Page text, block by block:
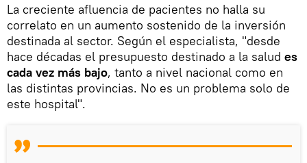
La creciente afluencia de pacientes no halla su
correlato en un aumento sostenido de la inversión
destinada al sector. Según el especialista, "desde
hace décadas el presupuesto destinado a la salud es
cada vez más bajo, tanto a nivel nacional como en
las distintas provincias. No es un problema solo de
este hospital".